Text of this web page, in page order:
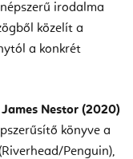
irodalma
közelít a
a konkrét
Nestor (2020)
könyve a
Penguin),